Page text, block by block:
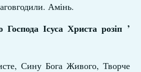
Амінь.
Ісуса Христа розіп ’
Сину Бога Живого, Твор­че